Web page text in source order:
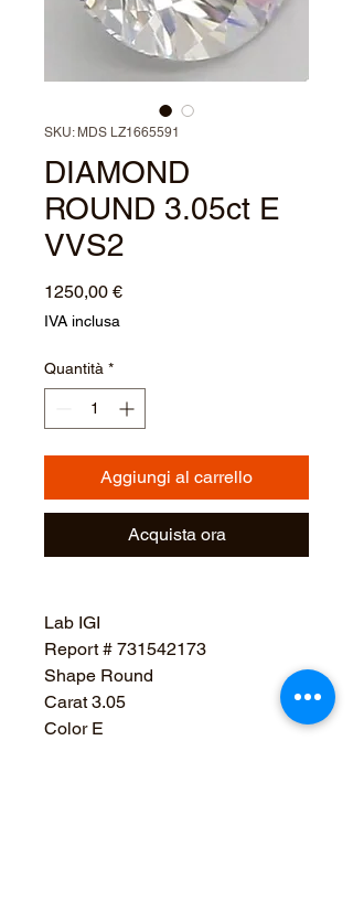
SKU: MDS LZ1665591
DIAMOND
ROUND 3.05ct E
VVS2
1250,00 €Prezzo
IVA inclusa
Quantità *
Aggiungi al carrello
Acquista ora
Lab IGI
Report # 731542173
Shape Round
Carat 3.05
Color E